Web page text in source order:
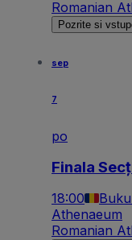
Romanian
Pozrite si
sep
7
po
Finala
18:00
Athenaeum
Romanian